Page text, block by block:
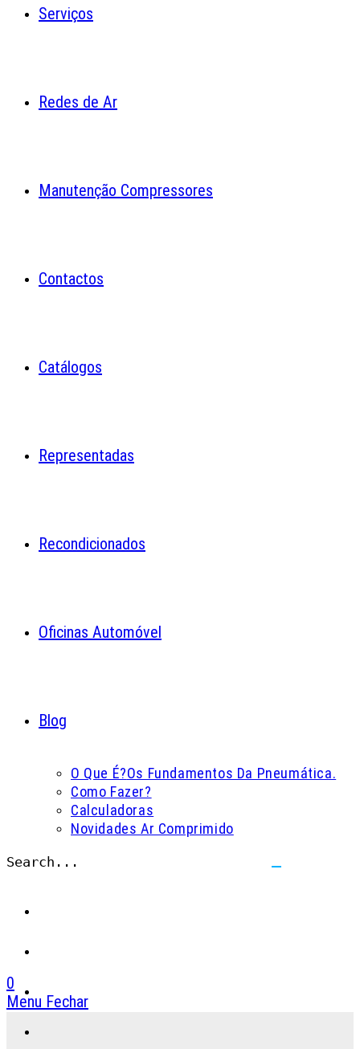
Serviços
Redes de Ar
Manutenção Compressores
Contactos
Catálogos
Representadas
Recondicionados
Oficinas Automóvel
Blog
O Que É?Os Fundamentos Da Pneumática.
Como Fazer?
Calculadoras
Novidades Ar Comprimido
Search...
0
Menu Fechar